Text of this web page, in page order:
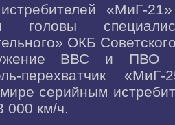
«МиГ-
головы
ОКБ
ВВС и ПВО
перехватчик
серийным
000 км/ч.